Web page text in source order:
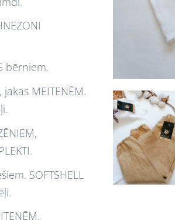
bērniem.
jakas MEITENĒM.
SOFTSHELL